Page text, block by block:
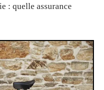
: quelle assurance